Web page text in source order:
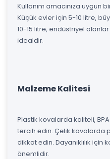
Kullanım amacınıza uygun
Küçük evler için 5-10 litre,
10-15 litre, endüstriyel
idealdir.
Malzeme Kalitesi
Plastik kovalarda kaliteli,
tercih edin. Çelik kovalarda
dikkat edin. Dayanıklılık için
önemlidir.